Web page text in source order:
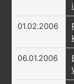
01.02.2006
06.01.2006